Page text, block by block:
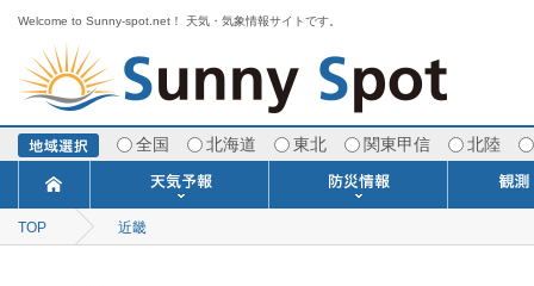
Welcome to Sunny-spot.net！ 天気・気象情報サイトです。
全国 北海道 東北 関東甲信 北陸
今日明日の天気
ポイント予報
週間天気予報
寒・暖候期予報
TOP 近畿